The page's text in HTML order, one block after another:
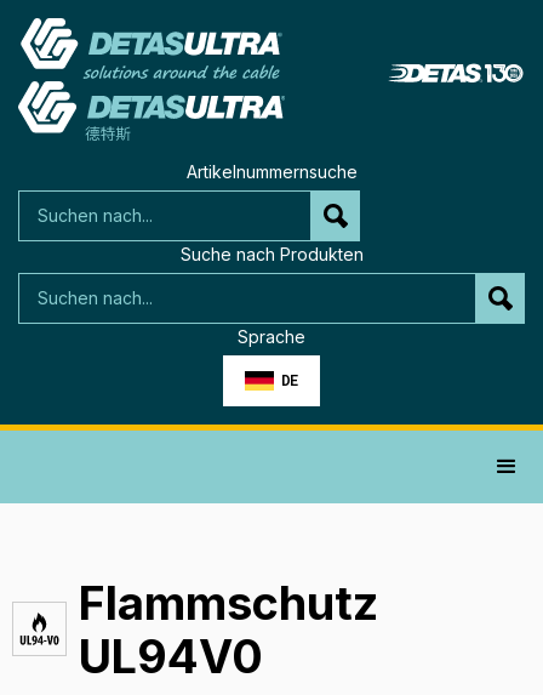
Artikelnummernsuche
Suche nach Produkten
Sprache
DE
Flammschutz
UL94V0